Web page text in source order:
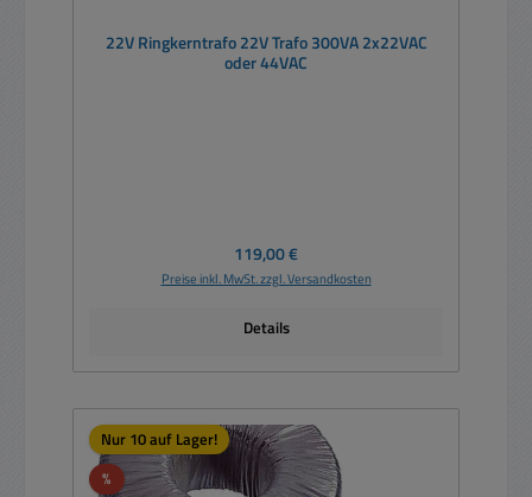
22V Ringkerntrafo 22V Trafo 300VA 2x22VAC
oder 44VAC
Regulärer Preis:
119,00 €
Preise inkl. MwSt. zzgl. Versandkosten
Details
Nur 10 auf Lager!
%Rabatt